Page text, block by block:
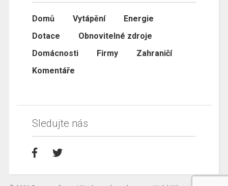
Domů Vytápění
Energie
Dotace
Obnovitelné zdroje
Domácnosti
Firmy
Zahraničí
Komentáře
Sledujte nás